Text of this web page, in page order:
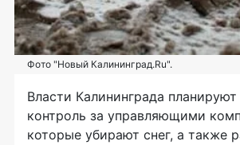
Фото "Новый Калининград.Ru".
Власти Калининграда планируют
контроль за управляющими
которые убирают снег, а также